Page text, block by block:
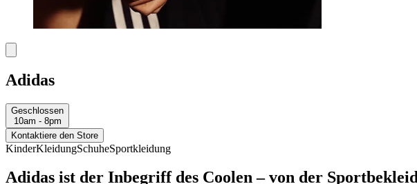
Adidas
Geschlossen
10am - 8pm
Kontaktiere den Store
KinderKleidungSchuheSportkleidung
Adidas ist der Inbegriff des Coolen – von der